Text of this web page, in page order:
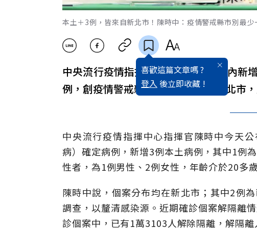
本土＋3例，皆來自新北市！陳時中：疫情警戒縣市別最
喜歡這篇文章嗎 ?
登入 後立即收藏 !
中央流行疫情指揮中心宣布，今天國內新
例，創疫情警戒新低，個案都來自新北市
中央流行疫情指揮中心指揮官陳時中今天
病）確定病例，新增3例本土病例，其中1例
性者，為1例男性、2例女性，年齡介於20多
陳時中說，個案分布均在新北市；其中2例
調查，以釐清感染源。近期確診個案解隔離
診個案中，已有1萬3103人解除隔離，解隔